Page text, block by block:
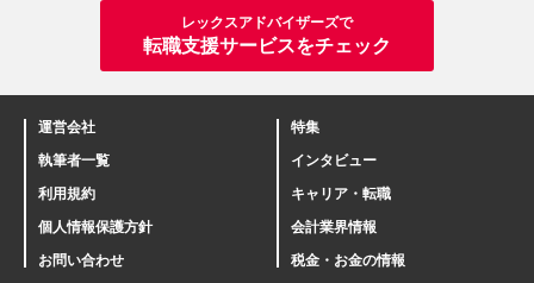
レックスアドバイザーズで
転職支援サービスをチェック
運営会社
執筆者一覧
利用規約
個人情報保護方針
お問い合わせ
特集
インタビュー
キャリア・転職
会計業界情報
税金・お金の情報